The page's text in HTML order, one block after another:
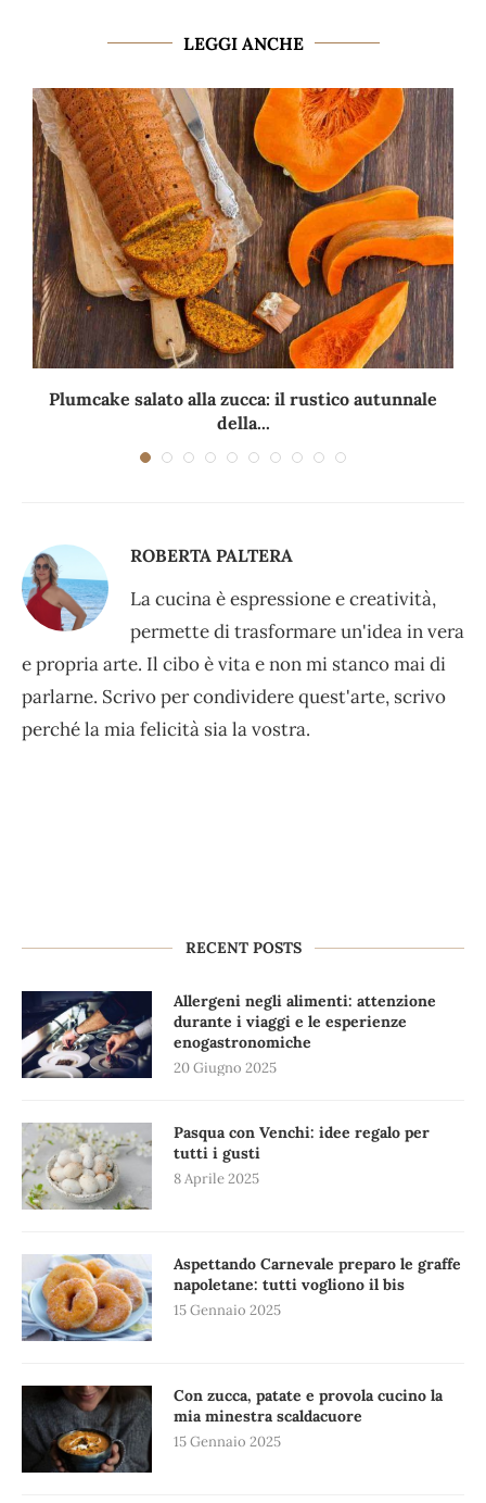
LEGGI ANCHE
Plumcake salato alla zucca: il rustico autunnale
della...
ROBERTA PALTERA
La cucina è espressione e creatività,
permette di trasformare un'idea in vera
e propria arte. Il cibo è vita e non mi stanco mai di
parlarne. Scrivo per condividere quest'arte, scrivo
perché la mia felicità sia la vostra.
RECENT POSTS
Allergeni negli alimenti: attenzione
durante i viaggi e le esperienze
enogastronomiche
20 Giugno 2025
Pasqua con Venchi: idee regalo per
tutti i gusti
8 Aprile 2025
Aspettando Carnevale preparo le graffe
napoletane: tutti vogliono il bis
15 Gennaio 2025
Con zucca, patate e provola cucino la
mia minestra scaldacuore
15 Gennaio 2025